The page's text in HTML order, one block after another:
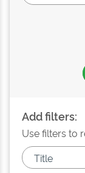
Add filters:
Use filters to